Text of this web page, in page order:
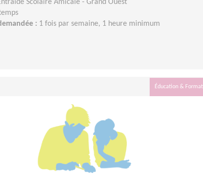
Scolaire Amicale - Grand Ouest
: 1 fois par semaine, 1 heure minimum
Éducation &